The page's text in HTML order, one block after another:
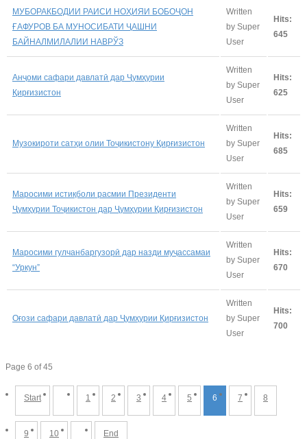
МУБОРАКБОДИИ РАИСИ НОҲИЯИ БОБОҶОН
ҒАФУРОВ БА МУНОСИБАТИ ҶАШНИ
БАЙНАЛМИЛАЛИИ НАВРЎЗ
Written
by Super
User
Hits:
645
Анҷоми сафари давлатӣ дар Ҷумҳурии
Қирғизистон
Written
by Super
User
Hits:
625
Музокироти сатҳи олии Тоҷикистону Қирғизистон
Written
by Super
User
Hits:
685
Маросими истиқболи расмии Президенти
Ҷумҳурии Тоҷикистон дар Ҷумҳурии Қирғизистон
Written
by Super
User
Hits:
659
Маросими гулчанбаргузорӣ дар назди муҷассамаи
“Уркун”
Written
by Super
User
Hits:
670
Оғози сафари давлатӣ дар Ҷумҳурии Қирғизистон
Written
by Super
User
Hits:
700
Page 6 of 45
Start 1 2 3 4 5 6 7 8
9 10 End